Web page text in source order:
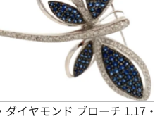
イヤモンド ブローチ 1.17・